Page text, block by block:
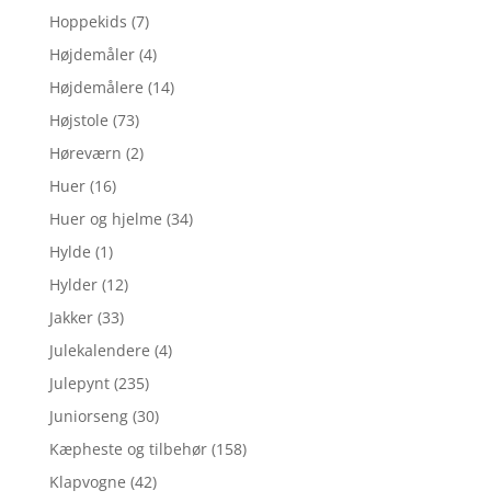
Hoppekids (7)
Højdemåler (4)
Højdemålere (14)
Højstole (73)
Høreværn (2)
Huer (16)
Huer og hjelme (34)
Hylde (1)
Hylder (12)
Jakker (33)
Julekalendere (4)
Julepynt (235)
Juniorseng (30)
Kæpheste og tilbehør (158)
Klapvogne (42)